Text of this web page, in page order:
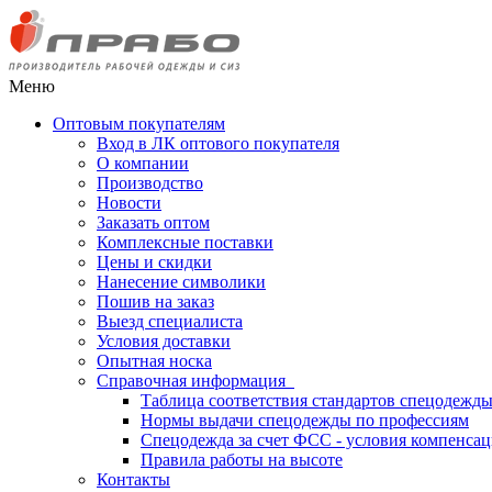
Меню
Оптовым покупателям
Вход в ЛК оптового покупателя
О компании
Производство
Новости
Заказать оптом
Комплексные поставки
Цены и скидки
Нанесение символики
Пошив на заказ
Выезд специалиста
Условия доставки
Опытная носка
Справочная информация
Таблица соответствия стандартов спецодежды
Нормы выдачи спецодежды по профессиям
Спецодежда за счет ФСС - условия
Правила работы на высоте
Контакты